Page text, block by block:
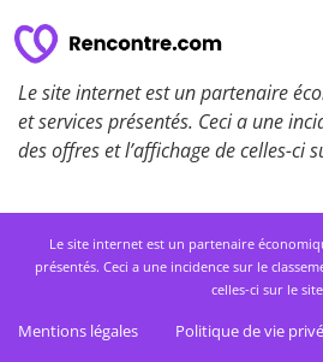
Le site internet est un partenaire
et services présentés. Ceci a une
des offres et l’affichage de celles-ci
Le site internet est un partenaire
présentés. Ceci a une incidence sur le
celles-ci sur le
Mentions légales Politique de vie